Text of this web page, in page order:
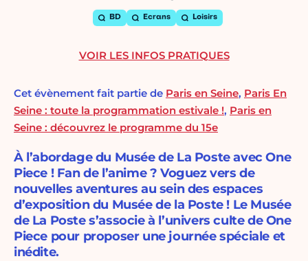
BD Ecrans Loisirs
Cet évènement fait partie de Paris en Seine, Paris En
Seine : toute la programmation estivale !, Paris en
Seine : découvrez le programme du 15e
À l’abordage du Musée de La Poste avec One
Piece ! Fan de l’anime ? Voguez vers de
nouvelles aventures au sein des espaces
d’exposition du Musée de la Poste ! Le Musée
de La Poste s’associe à l’univers culte de One
Piece pour proposer une journée spéciale et
inédite.
VOIR LES INFOS PRATIQUES